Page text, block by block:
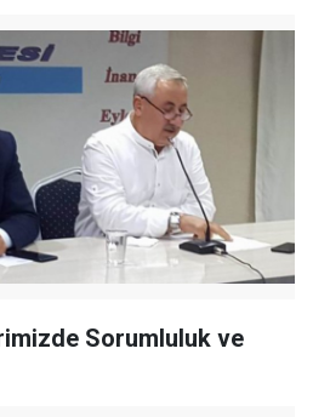
Sorumluluk ve